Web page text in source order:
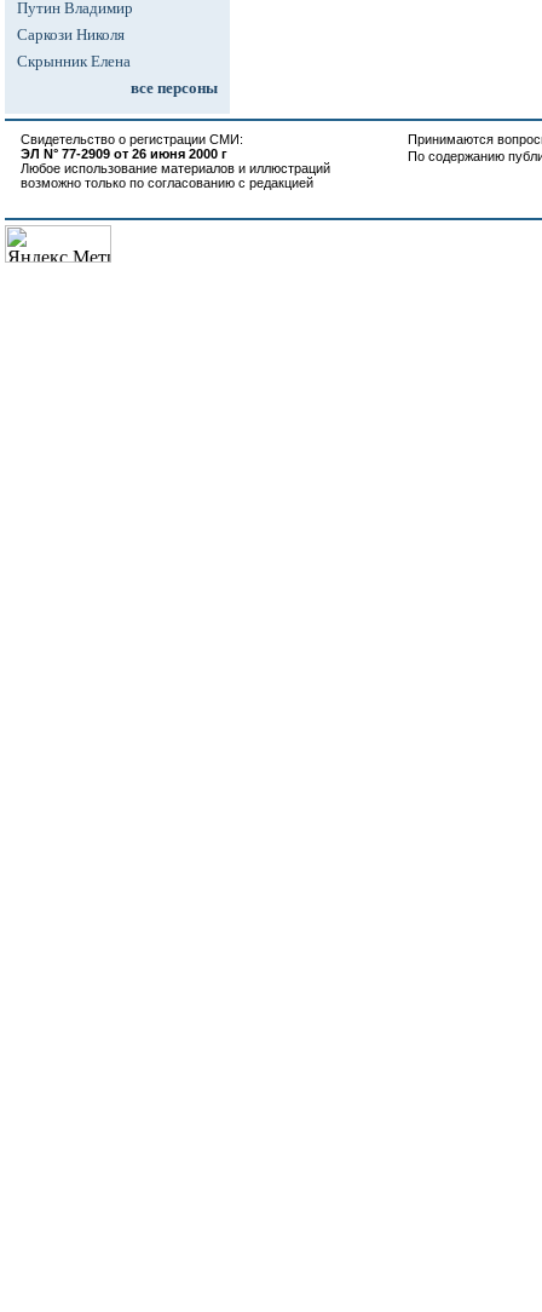
Путин Владимир
Саркози Николя
Скрынник Елена
все персоны
Свидетельство о регистрации СМИ:
ЭЛ N° 77-2909 от 26 июня 2000 г
Любое использование материалов и иллюстраций
возможно только по согласованию с редакцией
Принимаются
По содержанию